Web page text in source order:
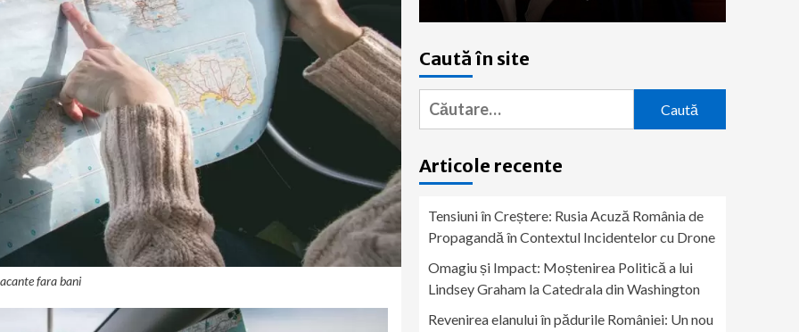
fara bani
Caută în site
Caută
după:
Articole recente
Tensiuni în Creștere: Rusia Acuză România de
Propagandă în Contextul Incidentelor cu Drone
Omagiu și Impact: Moștenirea Politică a lui
Lindsey Graham la Catedrala din Washington
Revenirea elanului în pădurile României: Un nou